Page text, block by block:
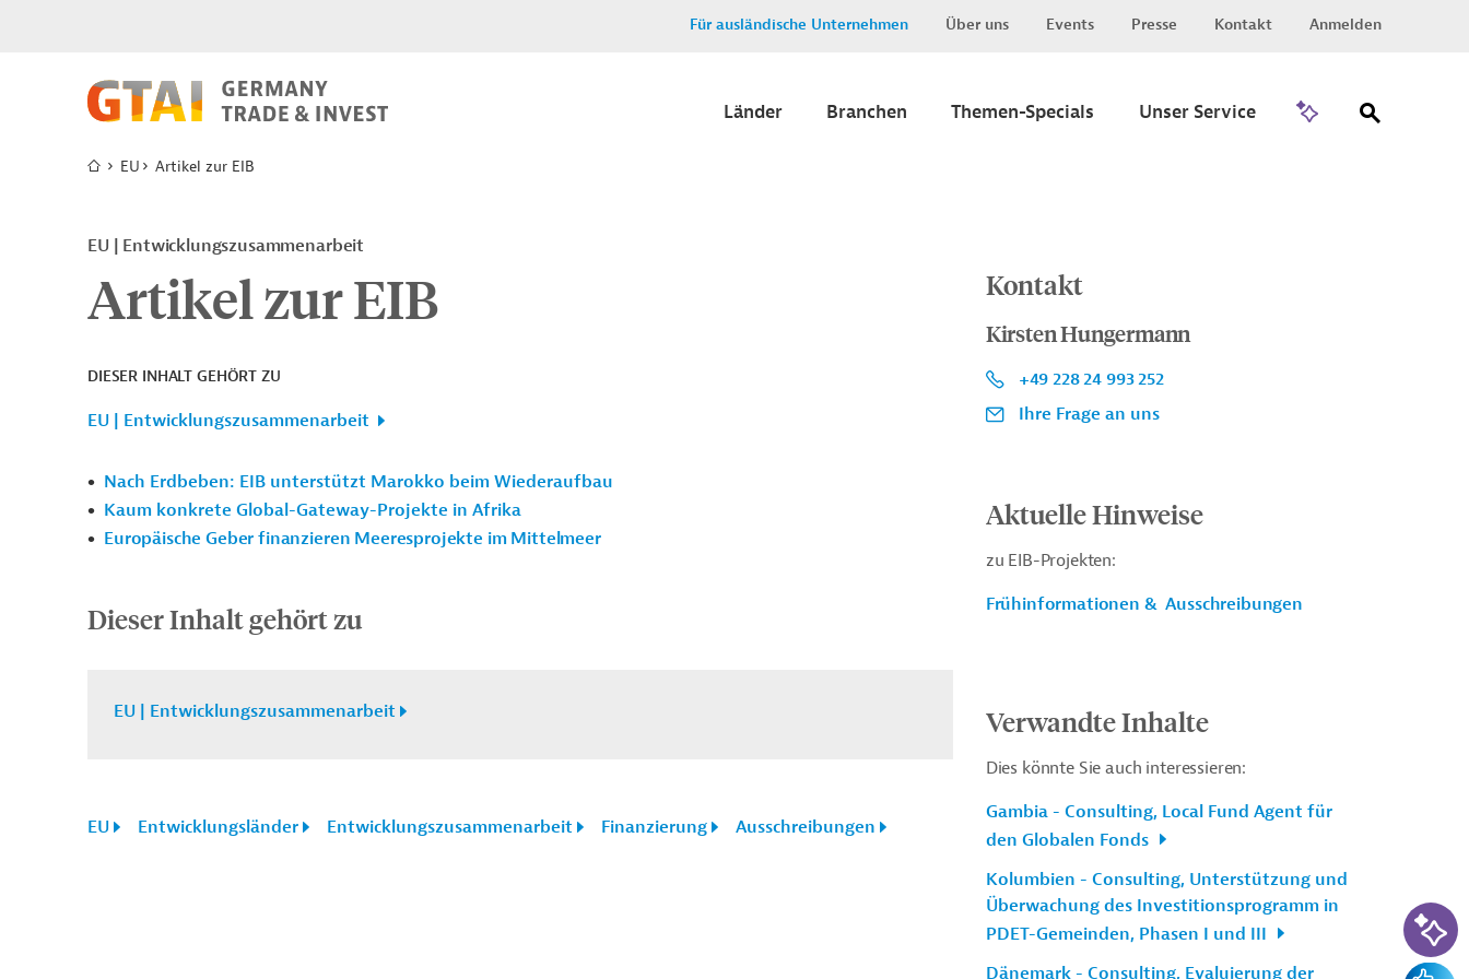
Für ausländische Unternehmen Über uns Events Presse Kontakt Anmelden
Länder Branchen Themen-Specials Unser Service
EU Artikel zur EIB
EU Entwicklungszusammenarbeit
Artikel zur EIB
DIESER INHALT GEHÖRT ZU
EU | Entwicklungszusammenarbeit
Nach Erdbeben: EIB unterstützt Marokko beim Wiederaufbau
Kaum konkrete Global-Gateway-Projekte in Afrika
Europäische Geber finanzieren Meeresprojekte im Mittelmeer
Dieser Inhalt gehört zu
EU | Entwicklungszusammenarbeit
EU Entwicklungsländer Entwicklungszusammenarbeit Finanzierung Ausschreibungen
Kontakt
Kirsten Hungermann
+49 228 24 993 252
Ihre Frage an uns
Aktuelle Hinweise
zu EIB-Projekten:
Frühinformationen & Ausschreibungen
Verwandte Inhalte
Dies könnte Sie auch interessieren:
Gambia - Consulting, Local Fund Agent für
den Globalen Fonds
Kolumbien - Consulting, Unterstützung und
Überwachung des Investitionsprogramm in
PDET-Gemeinden, Phasen I und III
Dänemark - Consulting, Evaluierung der
KI-